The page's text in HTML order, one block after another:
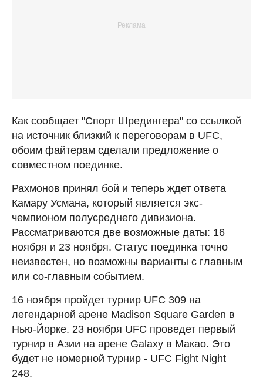
Как сообщает "Спорт Шредингера" со ссылкой
на источник близкий к переговорам в UFC,
обоим файтерам сделали предложение о
совместном поединке.
Рахмонов принял бой и теперь ждет ответа
Камару Усмана, который является экс-
чемпионом полусреднего дивизиона.
Рассматриваются две возможные даты: 16
ноября и 23 ноября. Статус поединка точно
неизвестен, но возможны варианты с главным
или со-главным событием.
16 ноября пройдет турнир UFC 309 на
легендарной арене Madison Square Garden в
Нью-Йорке. 23 ноября UFC проведет первый
турнир в Азии на арене Galaxy в Макао. Это
будет не номерной турнир - UFC Fight Night
248.